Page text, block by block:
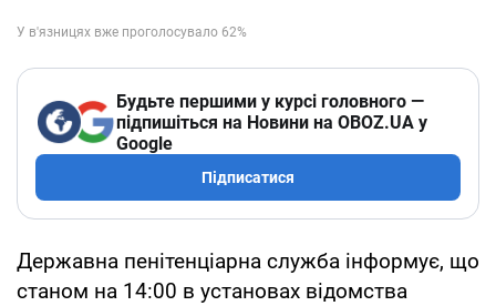
Будьте першими у курсі головного —
підпишіться на Новини на OBOZ.UA у
Google
Підписатися
Державна пенітенціарна служба інформує, що
станом на 14:00 в установах відомства